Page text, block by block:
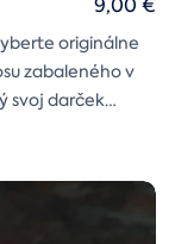
originálne
zabaleného v
svoj darček
Jedno je isté, u
9,00 €